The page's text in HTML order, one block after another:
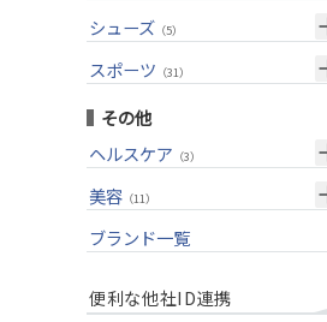
グリップ（20）
パター(女性用)
チッパー(女性用)（2）
USモデル（1）
ユーティリティー
アイアンセット
アイアン単品
ウェッジ
パター
ゴルフバッグ
ゴルフシューズ
メンズ（10）
スーツケース
シューズ （5）
アクセサリー
スポーツ （31）
トレーニング
アウトドア
その他
ヘルスケア （3）
サポーター
美容 （11）
UVケア（11）
ブランド一覧
便利な他社ID連携